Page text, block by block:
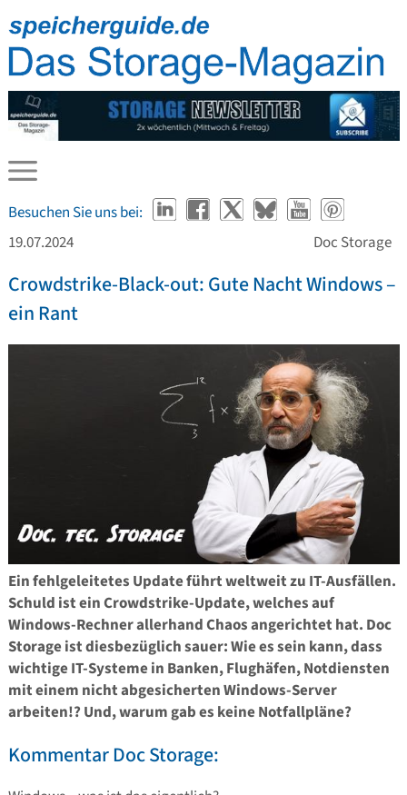
Besuchen Sie uns bei:
19.07.2024
Doc Storage
Crowdstrike-Black-out: Gute Nacht Windows –
ein Rant
Ein fehlgeleitetes Update führt weltweit zu IT-Ausfällen.
Schuld ist ein Crowdstrike-Update, welches auf
Windows-Rechner allerhand Chaos angerichtet hat. Doc
Storage ist diesbezüglich sauer: Wie es sein kann, dass
wichtige IT-Systeme in Banken, Flughäfen, Notdiensten
mit einem nicht abgesicherten Windows-Server
arbeiten!? Und, warum gab es keine Notfallpläne?
Kommentar Doc Storage: